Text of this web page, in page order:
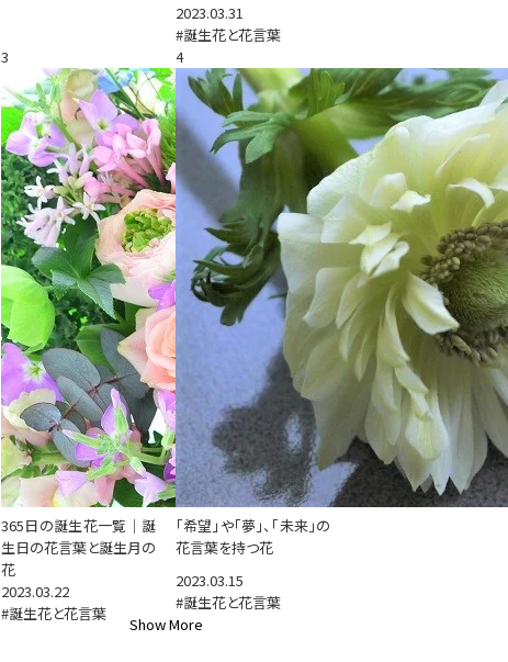
2023.03.31
#誕生花と花言葉
3
365日の誕生花一覧｜誕
生日の花言葉と誕生月の
花
2023.03.22
#誕生花と花言葉
4
「希望」や「夢」、「未来」の
花言葉を持つ花
2023.03.15
#誕生花と花言葉
Show More